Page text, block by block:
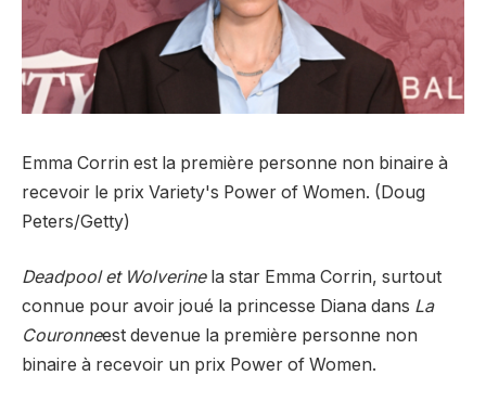
Emma Corrin est la première personne non binaire à
recevoir le prix Variety's Power of Women. (Doug
Peters/Getty)
Deadpool et Wolverinela star Emma Corrin, surtout
connue pour avoir joué la princesse Diana dans La
Couronneest devenue la première personne non
binaire à recevoir un prix Power of Women.